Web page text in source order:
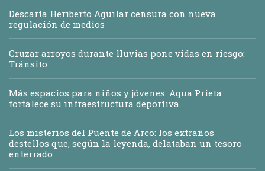
Descarta Heriberto Aguilar censura con nueva
regulación de medios
Cruzar arroyos durante lluvias pone vidas en riesgo:
Tránsito
Más espacios para niños y jóvenes: Agua Prieta
fortalece su infraestructura deportiva
Los misterios del Puente de Arco: los extraños
destellos que, según la leyenda, delataban un tesoro
enterrado